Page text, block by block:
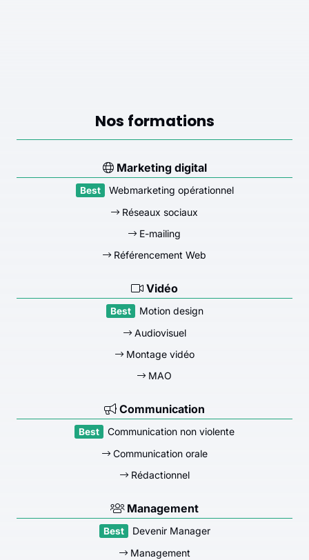
Nos formations
Marketing digital
Webmarketing opérationnel
Réseaux sociaux
E-mailing
Référencement Web
Vidéo
Motion design
Audiovisuel
Montage vidéo
MAO
Communication
Communication non violente
Communication orale
Rédactionnel
Management
Devenir Manager
Management